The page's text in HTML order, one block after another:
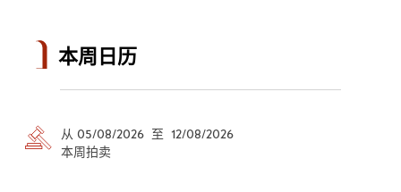
本周日历
从 05/08/2026 至 12/08/2026
本周拍卖